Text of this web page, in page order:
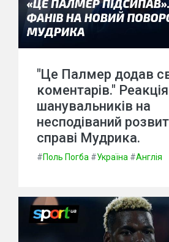
"Це Палмер додав
коментарів." Реакція
шанувальників на
несподіваний
справі Мудрика.
#Поль Погба #Україна #Англія